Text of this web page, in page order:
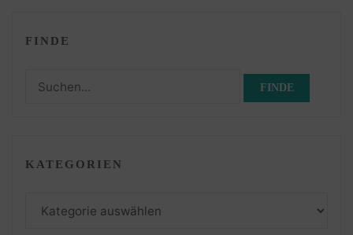
FINDE
Suchen
KATEGORIEN